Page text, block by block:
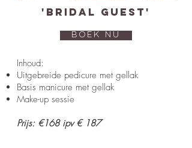
'Bridal Guest'
BOEK NU
Inhoud:
Uitgebreide pedicure met gellak
Basis manicure met gellak
Make-up sessie
Prijs: €168 ipv € 187